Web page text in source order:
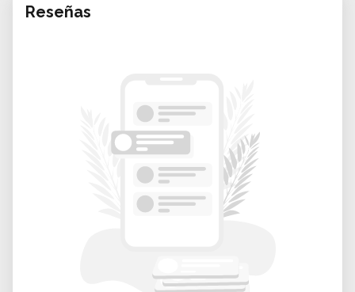
• La Form 1+ utiliza estereolitografía láser,
capa tan bajas como 25 μm, permitiendo
impresiones de alta resolución.
Diseño compacto para el escritorio:
• Diseñada para oficinas profesionales,
ofrece una huella relativamente pequeña, lo
Software intuitivo (PreForm):
Reseñas